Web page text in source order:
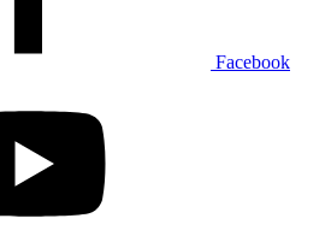
Facebook